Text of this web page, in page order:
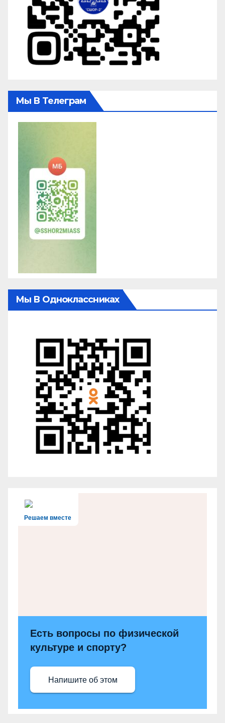
Мы В Телеграм
Мы В Одноклассниках
Решаем вместе
Есть вопросы по физической
культуре и спорту?
Напишите об этом